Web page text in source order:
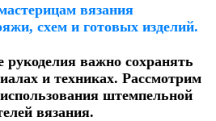
вязания
схем и готовых изделий.
важно сохранять
и техниках. Рассмотрим
штемпельной
вязания.